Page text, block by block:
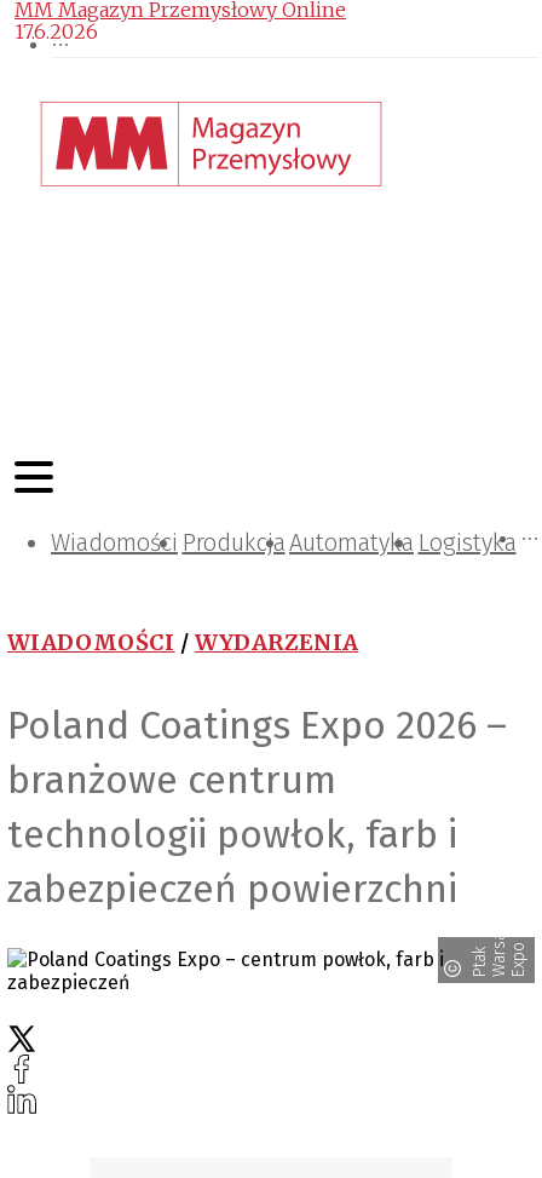
Wiadomości ProdukcjaAutomatyka Logistyka
Projektowanie i konstrukcje
Zarządzanie i IT
Tematy specjalne
WIADOMOŚCI / WYDARZENIA
Poland Coatings Expo 2026 –
branżowe centrum
technologii powłok, farb i
zabezpieczeń powierzchni
P
t
a
k
W
a
r s
aw
E
x
p o
MM Magazyn Przemysłowy Online
17.6.2026